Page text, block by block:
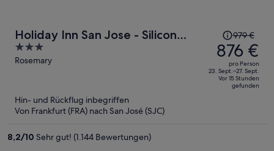
Holiday Inn San Jose - Silicon
Valley by IHG
3
out
Rosemary
Der
Preis
betrug
979 €,
jetzt
979 €
876 €
pro Person
23. Sept.–27. Sept.
Vor 15 Stunden
gefunden
Hin- und Rückflug inbegriffen
Von Frankfurt (FRA) nach San José (SJC)
8,2/10 Sehr gut! (1.144 Bewertungen)